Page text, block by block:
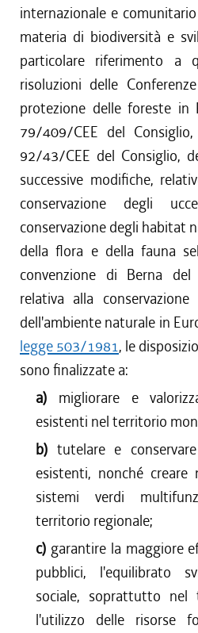
internazionale e
materia di biodiversità e
particolare riferimento a
risoluzioni delle
protezione delle foreste in
79/409/CEE del
92/43/CEE del Consiglio,
successive modifiche,
conservazione degli
conservazione degli habitat
della flora e della fauna
convenzione di Berna
relativa alla
dell'ambiente naturale in
legge 503/1981, le
sono finalizzate a:
a) migliorare e
esistenti nel territorio
b) tutelare e
esistenti, nonché creare
sistemi verdi
territorio regionale;
c) garantire la maggiore
pubblici, l'equilibrato
sociale, soprattutto
l'utilizzo delle risorse